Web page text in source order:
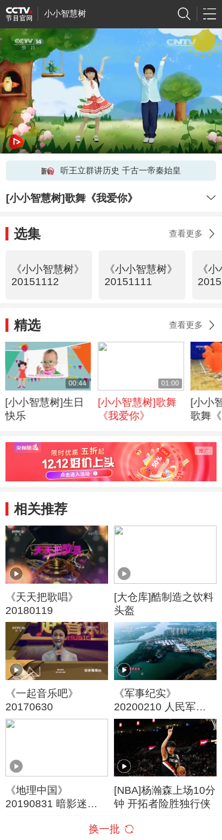
小小智慧树
听王立群讲历史 千古一帝秦始皇
[小小智慧树]歌舞《我爱你》
选集 查看更多
《小小智慧树》
20151112
《小小智慧树》
20151111
《
精选 查看更多
00:44
[小小智慧树]生日
快乐
01:00
[小小智慧树]歌舞
《我爱你》
[小小
歌舞
相关推荐
《天天把歌唱》
20180119
[大仓库]酷制造之饮料
头盔
《一起音乐吧》
20170630
《军事纪实》
20200210 人民军队
战“疫”纪实 ④
《地理中国》
20190831 暗影迷踪·
[NBA]杨瀚森上场10分
钟 开拓者险胜独行侠
换一批